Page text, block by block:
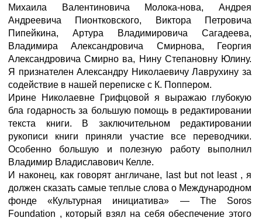
Михаила Валентиновича Молока-нова, Андрея
Андреевича Пионтковского, Виктора Петровича
Пипейкина, Артура Владимировича Сагадеева,
Владимира Александровича Смирнова, Георгия
Александровича Смирно ва, Нину Степановну Юлину.
Я признателен Александру Николаевичу Лаврухину за
содействие в нашей переписке с К. Поппером.
Ирине Николаевне Грифцовой я выражаю глубокую
бла годарность за большую помощь в редактировании
текста книги. В заключительном редактировании
рукописи книги приняли участие все переводчики.
Особенно большую и полезную работу выполнил
Владимир Владиславович Келле.
И наконец, как говорят англичане, last but not least , я
должен сказать самые теплые слова о Международном
фонде «Культурная инициатива» — The Soros
Foundation , который взял на себя обеспечение этого